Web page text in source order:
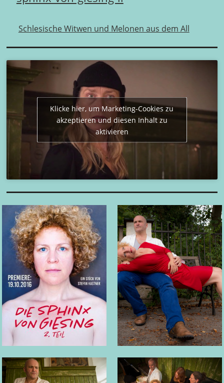
Schlesische Witwen und Melonen aus dem All
Klicke hier, um Marketing-Cookies zu
akzeptieren und diesen Inhalt zu
aktivieren